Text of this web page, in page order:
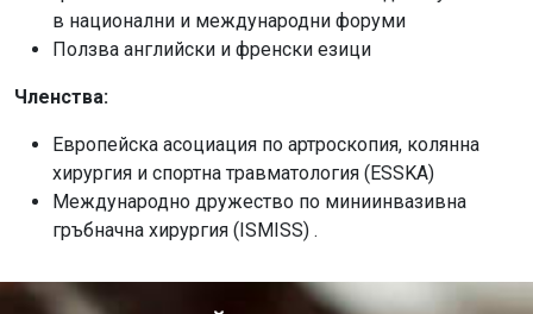
в национални и международни форуми
Ползва английски и френски езици
Членства:
Европейска асоциация по артроскопия, колянна
хирургия и спортна травматология (ESSKA)
Международно дружество по миниинвазивна
гръбначна хирургия (ISMISS) .